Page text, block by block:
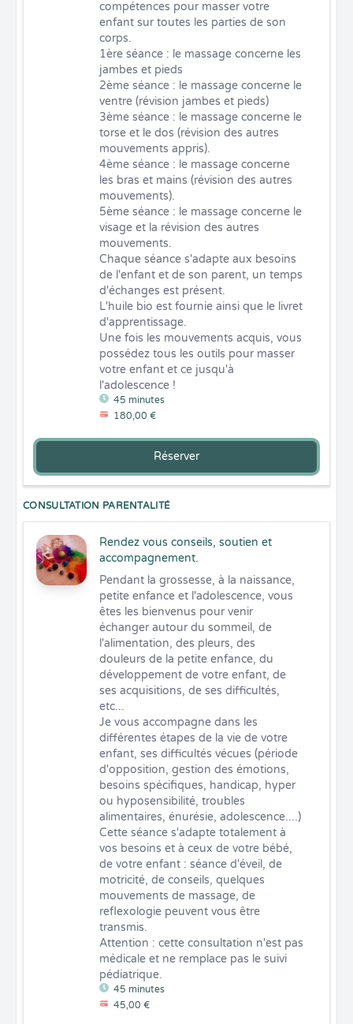
45 minutes
180,00 €
compétences pour masser votre
enfant sur toutes les parties de son
corps.
1ère séance : le massage concerne les
jambes et pieds
2ème séance : le massage concerne le
ventre (révision jambes et pieds)
3ème séance : le massage concerne le
torse et le dos (révision des autres
mouvements appris).
4ème séance : le massage concerne
les bras et mains (révision des autres
mouvements).
5ème séance : le massage concerne le
visage et la révision des autres
mouvements.
Chaque séance s'adapte aux besoins
de l'enfant et de son parent, un temps
d'échanges est présent.
L'huile bio est fournie ainsi que le livret
d'apprentissage.
Une fois les mouvements acquis, vous
possédez tous les outils pour masser
votre enfant et ce jusqu'à
l'adolescence !
Réserver
CONSULTATION PARENTALITÉ
Rendez vous conseils, soutien et
accompagnement.
45 minutes
45,00 €
Pendant la grossesse, à la naissance,
petite enfance et l'adolescence, vous
êtes les bienvenus pour venir
échanger autour du sommeil, de
l'alimentation, des pleurs, des
douleurs de la petite enfance, du
développement de votre enfant, de
ses acquisitions, de ses difficultés,
etc...
Je vous accompagne dans les
différentes étapes de la vie de votre
enfant, ses difficultés vécues (période
d'opposition, gestion des émotions,
besoins spécifiques, handicap, hyper
ou hyposensibilité, troubles
alimentaires, énurésie, adolescence....)
Cette séance s'adapte totalement à
vos besoins et à ceux de votre bébé,
de votre enfant : séance d'éveil, de
motricité, de conseils, quelques
mouvements de massage, de
reflexologie peuvent vous être
transmis.
Attention : cette consultation n'est pas
médicale et ne remplace pas le suivi
pédiatrique.